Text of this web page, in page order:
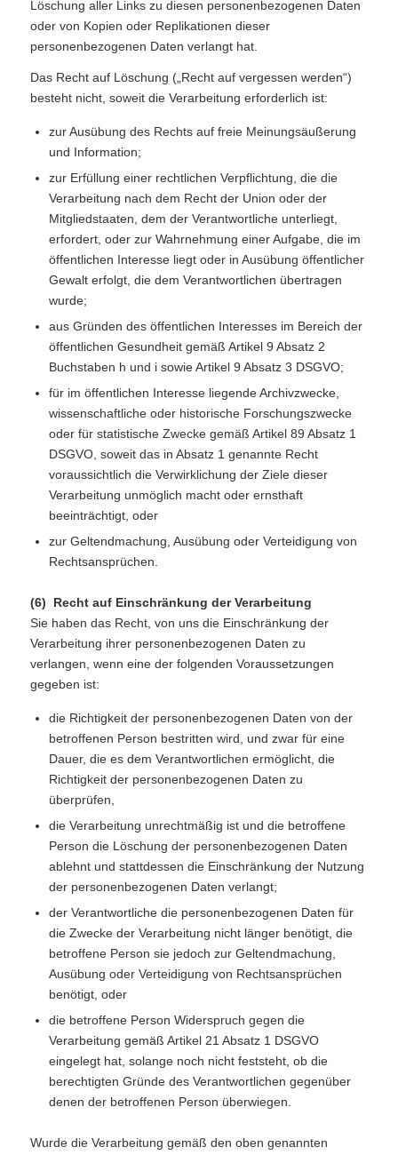
Löschung aller Links zu diesen personenbezogenen Daten
oder von Kopien oder Replikationen dieser
personenbezogenen Daten verlangt hat.
Das Recht auf Löschung („Recht auf vergessen werden“)
besteht nicht, soweit die Verarbeitung erforderlich ist:
zur Ausübung des Rechts auf freie Meinungsäußerung
und Information;
zur Erfüllung einer rechtlichen Verpflichtung, die die
Verarbeitung nach dem Recht der Union oder der
Mitgliedstaaten, dem der Verantwortliche unterliegt,
erfordert, oder zur Wahrnehmung einer Aufgabe, die im
öffentlichen Interesse liegt oder in Ausübung öffentlicher
Gewalt erfolgt, die dem Verantwortlichen übertragen
wurde;
aus Gründen des öffentlichen Interesses im Bereich der
öffentlichen Gesundheit gemäß Artikel 9 Absatz 2
Buchstaben h und i sowie Artikel 9 Absatz 3 DSGVO;
für im öffentlichen Interesse liegende Archivzwecke,
wissenschaftliche oder historische Forschungszwecke
oder für statistische Zwecke gemäß Artikel 89 Absatz 1
DSGVO, soweit das in Absatz 1 genannte Recht
voraussichtlich die Verwirklichung der Ziele dieser
Verarbeitung unmöglich macht oder ernsthaft
beeinträchtigt, oder
zur Geltendmachung, Ausübung oder Verteidigung von
Rechtsansprüchen.
(6) Recht auf Einschränkung der Verarbeitung
Sie haben das Recht, von uns die Einschränkung der
Verarbeitung ihrer personenbezogenen Daten zu
verlangen, wenn eine der folgenden Voraussetzungen
gegeben ist:
die Richtigkeit der personenbezogenen Daten von der
betroffenen Person bestritten wird, und zwar für eine
Dauer, die es dem Verantwortlichen ermöglicht, die
Richtigkeit der personenbezogenen Daten zu
überprüfen,
die Verarbeitung unrechtmäßig ist und die betroffene
Person die Löschung der personenbezogenen Daten
ablehnt und stattdessen die Einschränkung der Nutzung
der personenbezogenen Daten verlangt;
der Verantwortliche die personenbezogenen Daten für
die Zwecke der Verarbeitung nicht länger benötigt, die
betroffene Person sie jedoch zur Geltendmachung,
Ausübung oder Verteidigung von Rechtsansprüchen
benötigt, oder
die betroffene Person Widerspruch gegen die
Verarbeitung gemäß Artikel 21 Absatz 1 DSGVO
eingelegt hat, solange noch nicht feststeht, ob die
berechtigten Gründe des Verantwortlichen gegenüber
denen der betroffenen Person überwiegen.
Wurde die Verarbeitung gemäß den oben genannten